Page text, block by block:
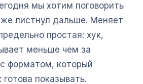
мы хотим поговорить
листнул дальше. Меняет
простая: хук,
меньше чем за
форматом, который
показывать.